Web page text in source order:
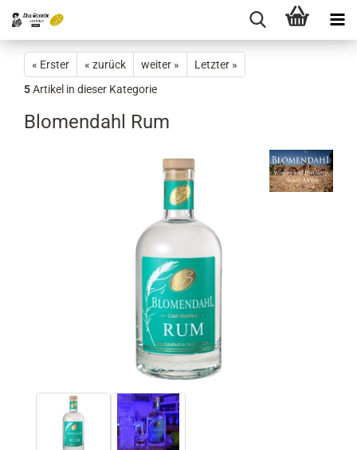
« Erster « zurück weiter »
Letzter »
5Artikel in dieser Kategorie
Blomendahl Rum